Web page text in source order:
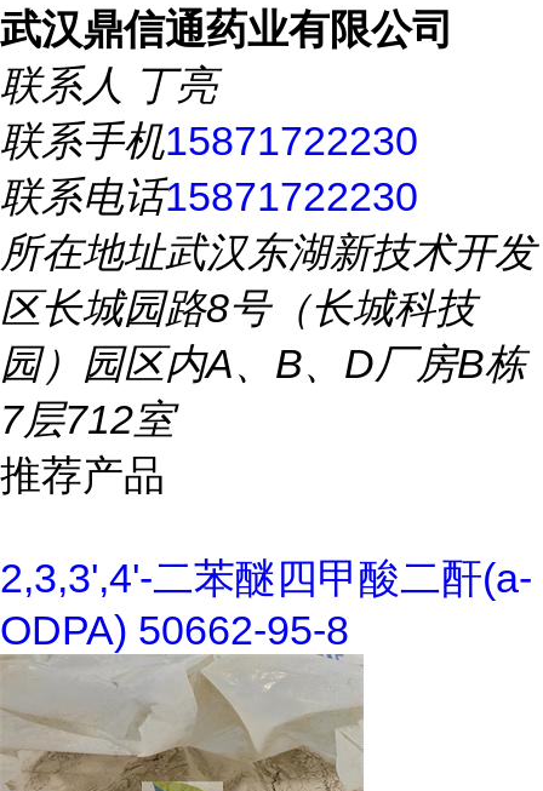
武汉鼎信通药业有限公司
联系人 丁亮
联系手机15871722230
联系电话15871722230
所在地址武汉东湖新技术开发
区长城园路8号（长城科技
园）园区内A、B、D厂房B栋
7层712室
推荐产品
2,3,3',4'-二苯醚四甲酸二酐(a-
ODPA) 50662-95-8